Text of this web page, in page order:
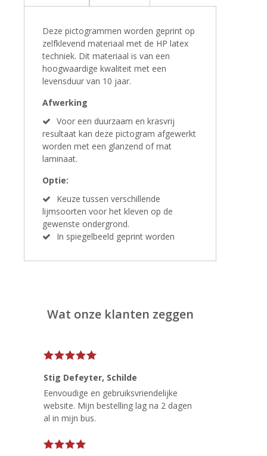
Deze pictogrammen worden geprint op
zelfklevend materiaal met de HP latex
techniek. Dit materiaal is van een
hoogwaardige kwaliteit met een
levensduur van 10 jaar.
Afwerking
Voor een duurzaam en krasvrij
resultaat kan deze pictogram afgewerkt
worden met een glanzend of mat
laminaat.
Optie:
Keuze tussen verschillende
lijmsoorten voor het kleven op de
gewenste ondergrond.
In spiegelbeeld geprint worden
Wat onze klanten zeggen
Stig Defeyter, Schilde
Eenvoudige en gebruiksvriendelijke
website. Mijn bestelling lag na 2 dagen
al in mijn bus.